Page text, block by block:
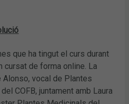
que ha tingut el curs durant
cursat de forma online. La
vocal de Plantes
COFB, juntament amb Laura